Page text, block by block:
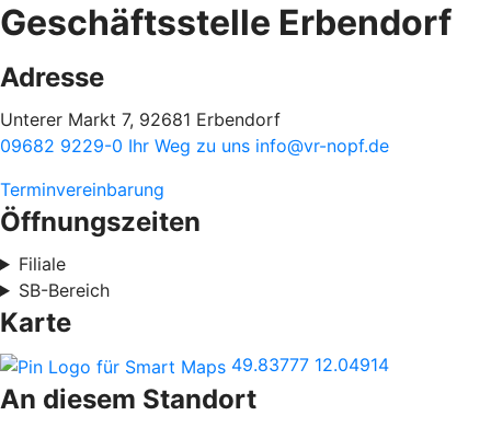
Geschäftsstelle Erbendorf
Adresse
Unterer Markt 7, 92681 Erbendorf
09682 9229-0 Ihr Weg zu uns info@vr-nopf.de
Terminvereinbarung
Öffnungszeiten
Filiale
SB-Bereich
Karte
49.83777 12.04914
An diesem Standort